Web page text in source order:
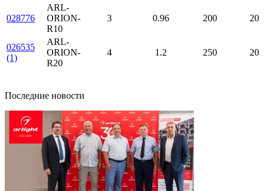
028776
ARL-
ORION-
R10
3 0.96 200 20
026535
(1)
ARL-
ORION-
R20
4 1.2 250 20
Последние новости